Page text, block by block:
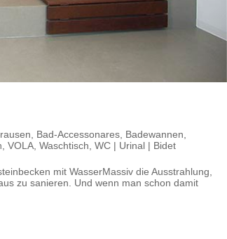
Bad-Accessonares Badewannen
VOLA Waschtisch WC | Urinal | Bidet
mit WasserMassiv die Ausstrahlung,
zu sanieren. Und wenn man schon damit